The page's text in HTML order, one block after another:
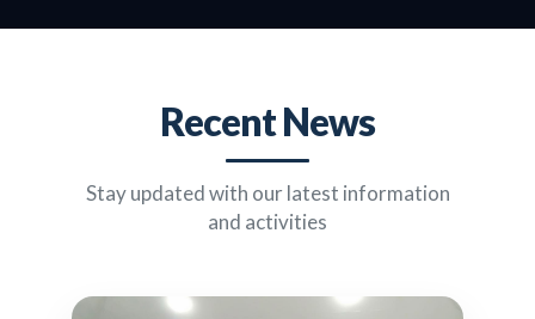
Recent News
Stay updated with our latest information
and activities